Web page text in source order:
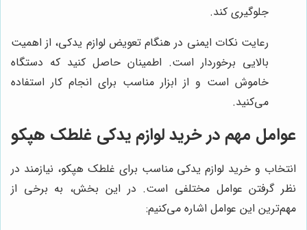
جلوگیری کند.
رعایت نکات ایمنی در هنگام تعویض لوازم یدکی، از اهمیت
بالایی برخوردار است. اطمینان حاصل کنید که دستگاه
خاموش است و از ابزار مناسب برای انجام کار استفاده
می‌کنید.
عوامل مهم در خرید لوازم یدکی غلطک هپکو
انتخاب و خرید لوازم یدکی مناسب برای غلطک هپکو، نیازمند در
نظر گرفتن عوامل مختلفی است. در این بخش، به برخی از
مهم‌ترین این عوامل اشاره می‌کنیم: